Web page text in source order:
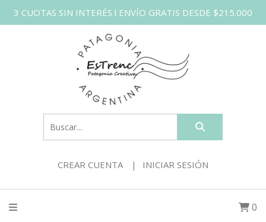
3 CUOTAS SIN INTERÉS l ENVÍO GRATIS DESDE $215.000
CREAR CUENTA INICIAR SESIÓN
0